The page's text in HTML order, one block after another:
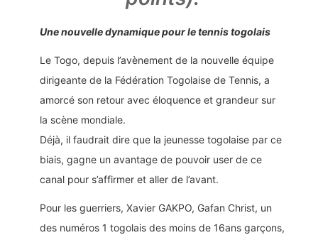
Une nouvelle dynamique pour le tennis togolais
Le Togo, depuis l’avènement de la nouvelle équipe
dirigeante de la Fédération Togolaise de Tennis, a
amorcé son retour avec éloquence et grandeur sur
la scène mondiale.
Déjà, il faudrait dire que la jeunesse togolaise par ce
biais, gagne un avantage de pouvoir user de ce
canal pour s’affirmer et aller de l’avant.
Pour les guerriers, Xavier GAKPO, Gafan Christ, un
des numéros 1 togolais des moins de 16ans garçons,